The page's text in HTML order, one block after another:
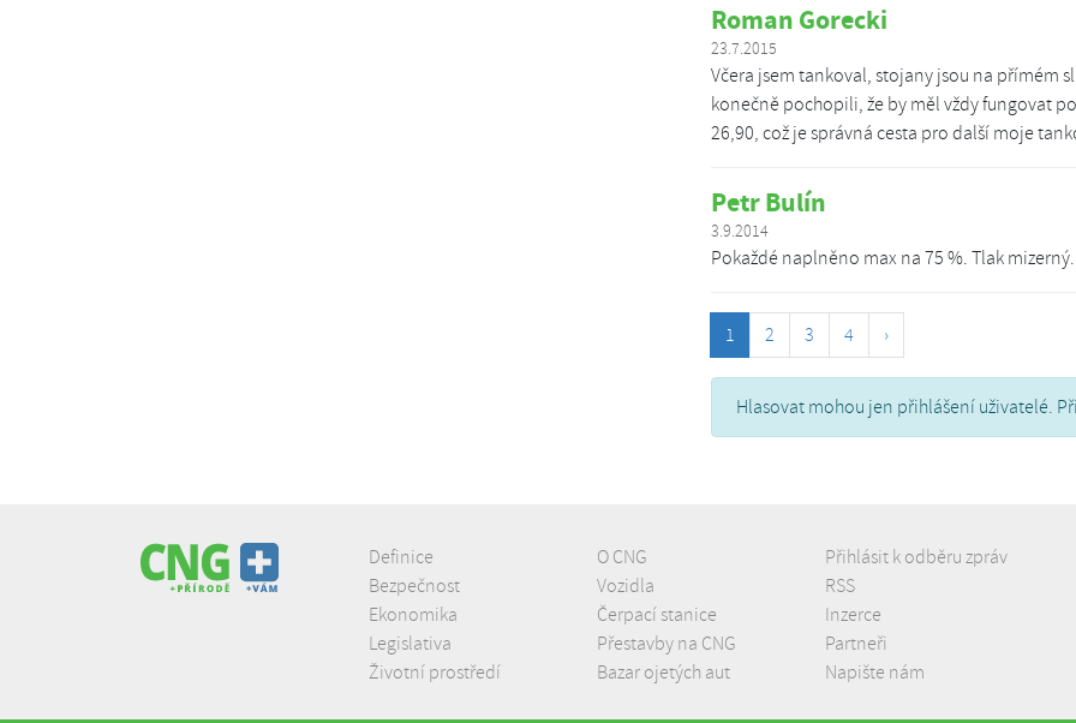
Roman Gorecki
23.7.2015
Včera jsem tankoval, stojany jsou na přímém
konečně pochopili, že by měl vždy fungovat
26,90, což je správná cesta pro další moje
Petr Bulín
3.9.2014
Pokaždé naplněno max na 75 %. Tlak
1 2 3 4 ›
Hlasovat mohou jen přihlášení uživatelé.
Definice
Bezpečnost
Ekonomika
Legislativa
Životní prostředí
O CNG
Vozidla
Čerpací stanice
Přestavby na CNG
Bazar ojetých aut
Přihlásit k odběru zpráv
RSS
Inzerce
Partneři
Napište nám